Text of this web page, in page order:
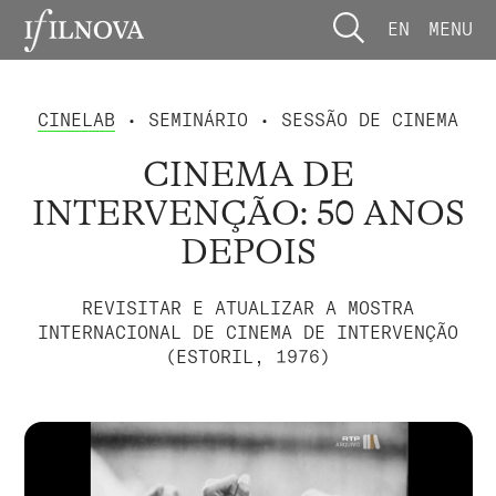
EN MENU
CINELAB • SEMINÁRIO • SESSÃO DE CINEMA
CINEMA DE
INTERVENÇÃO: 50 ANOS
DEPOIS
REVISITAR E ATUALIZAR A MOSTRA
INTERNACIONAL DE CINEMA DE INTERVENÇÃO
(ESTORIL, 1976)